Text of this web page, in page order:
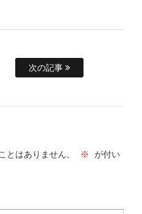
次の記事
とはありません。 ※
が付い